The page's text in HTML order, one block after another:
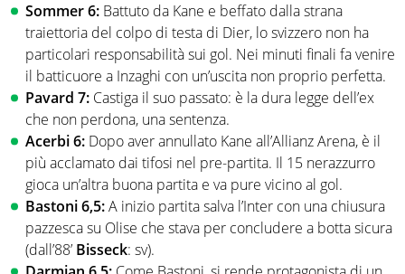
Sommer 6: Battuto da Kane e beffato dalla strana
traiettoria del colpo di testa di Dier, lo svizzero non ha
particolari responsabilità sui gol. Nei minuti finali fa venire
il batticuore a Inzaghi con un’uscita non proprio perfetta.
Pavard 7: Castiga il suo passato: è la dura legge dell’ex
che non perdona, una sentenza.
Acerbi 6: Dopo aver annullato Kane all’Allianz Arena, è il
più acclamato dai tifosi nel pre-partita. Il 15 nerazzurro
gioca un’altra buona partita e va pure vicino al gol.
Bastoni 6,5:A inizio partita salva l’Inter con una chiusura
pazzesca su Olise che stava per concludere a botta sicura
(dall’88’ Bisseck: sv).